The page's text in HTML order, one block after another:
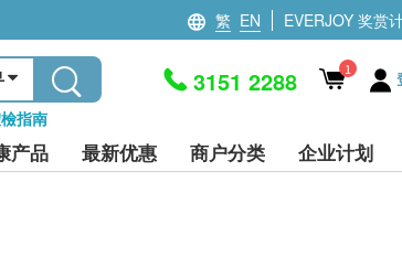
繁 EN EVERJOY 奖赏
指南
3151 2288 1
产品 最新优惠 商户分类 企业计划